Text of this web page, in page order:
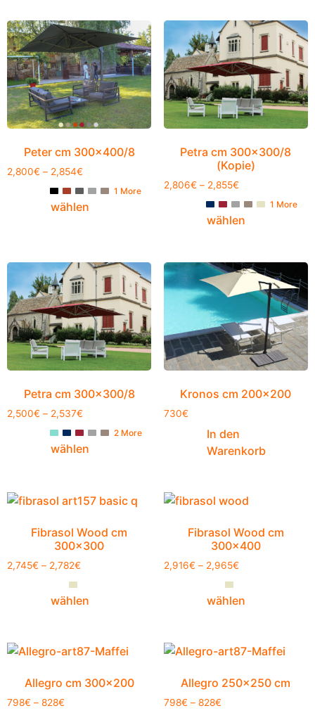
Peter cm 300×400/8
2,800€ – 2,854€
1 More
wählen
Petra cm 300×300/8
(Kopie)
2,806€ – 2,855€
1 More
wählen
Petra cm 300×300/8
2,500€ – 2,537€
2 More
wählen
Kronos cm 200×200
730€
In den
Warenkorb
Fibrasol Wood cm
300×300
2,745€ – 2,782€
wählen
Fibrasol Wood cm
300×400
2,916€ – 2,965€
wählen
Allegro cm 300×200
798€ – 828€
Allegro 250×250 cm
798€ – 828€